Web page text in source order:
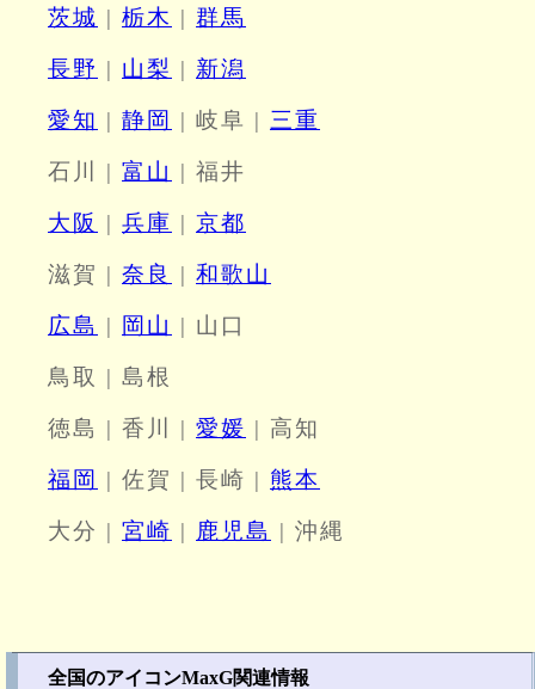
茨城 | 栃木 | 群馬
長野 | 山梨 | 新潟
愛知 | 静岡 | 岐阜 | 三重
石川 | 富山 | 福井
大阪 | 兵庫 | 京都
滋賀 | 奈良 | 和歌山
広島 | 岡山 | 山口
鳥取 | 島根
徳島 | 香川 | 愛媛 | 高知
福岡 | 佐賀 | 長崎 | 熊本
大分 | 宮崎 | 鹿児島 | 沖縄
全国のアイコンMaxG関連情報